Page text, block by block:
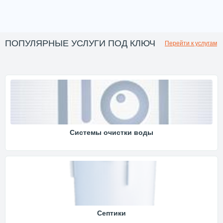
ПОПУЛЯРНЫЕ УСЛУГИ ПОД КЛЮЧ Перейти к услугам
Системы очистки воды
Септики